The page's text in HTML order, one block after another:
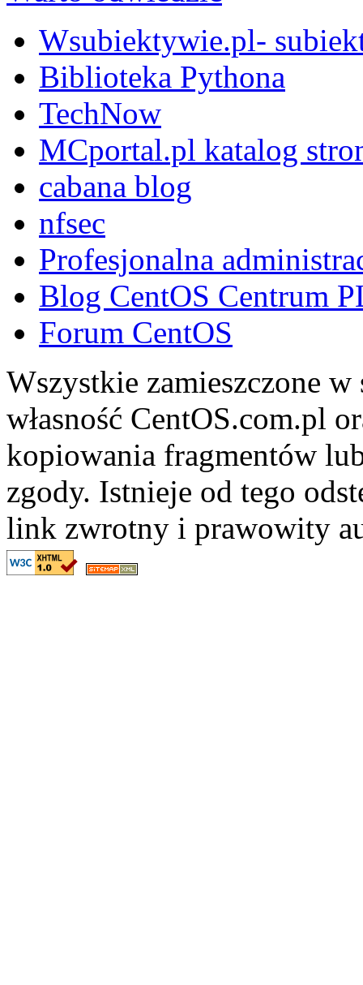
Wsubiektywie.pl-
Biblioteka Pythona
TechNow
MCportal.pl katalog
cabana blog
nfsec
Profesjonalna
Blog CentOS Centrum
Forum CentOS
Wszystkie zamieszczone
własność CentOS.com.pl
kopiowania fragmentów
zgody. Istnieje od tego
link zwrotny i prawowity